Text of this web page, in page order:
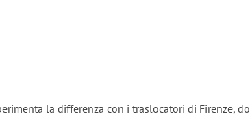
la differenza con i traslocatori di Firenze,